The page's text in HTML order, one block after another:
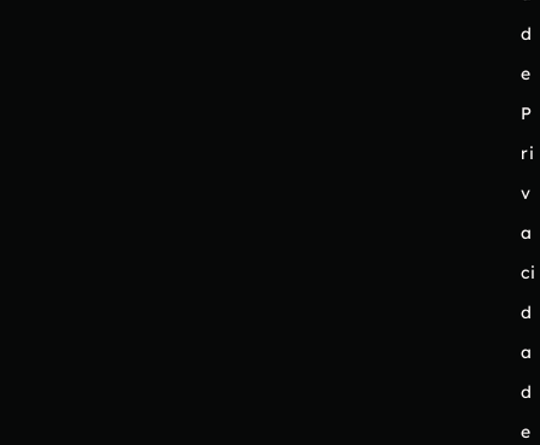
d
e
P
ri
v
a
ci
d
a
d
e